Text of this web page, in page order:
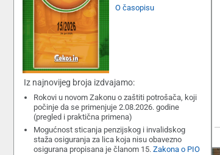
O časopisu
Iz najnovijeg broja izdvajamo:
Rokovi u novom Zakonu o zaštiti potrošača, koji
počinje da se primenjuje 2.08.2026. godine
(pregled i praktična primena)
Mogućnost sticanja penzijskog i invalidskog
staža osiguranja za lica koja nisu obavezno
osigurana propisana je članom 15. Zakona o PIO